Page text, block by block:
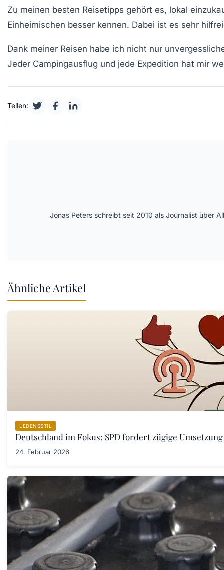
Zu meinen besten Reisetipps gehört es, lokal
Einheimischen besser kennen. Dabei ist es sehr
Dank meiner Reisen habe ich nicht nur
Jeder Campingausflug und jede Expedition hat mir
Teilen:
Jonas Peters schreibt seit 2010 als Journalist über
Ähnliche Artikel
LEBENSSTIL
Deutschland im Fokus: SPD fordert zügige
24. Februar 2026